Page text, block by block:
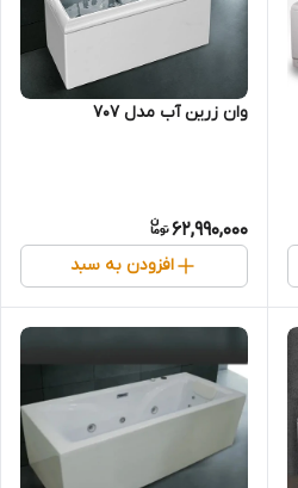
وان زرین آب مدل 707
62,990,000
افزودن به سبد